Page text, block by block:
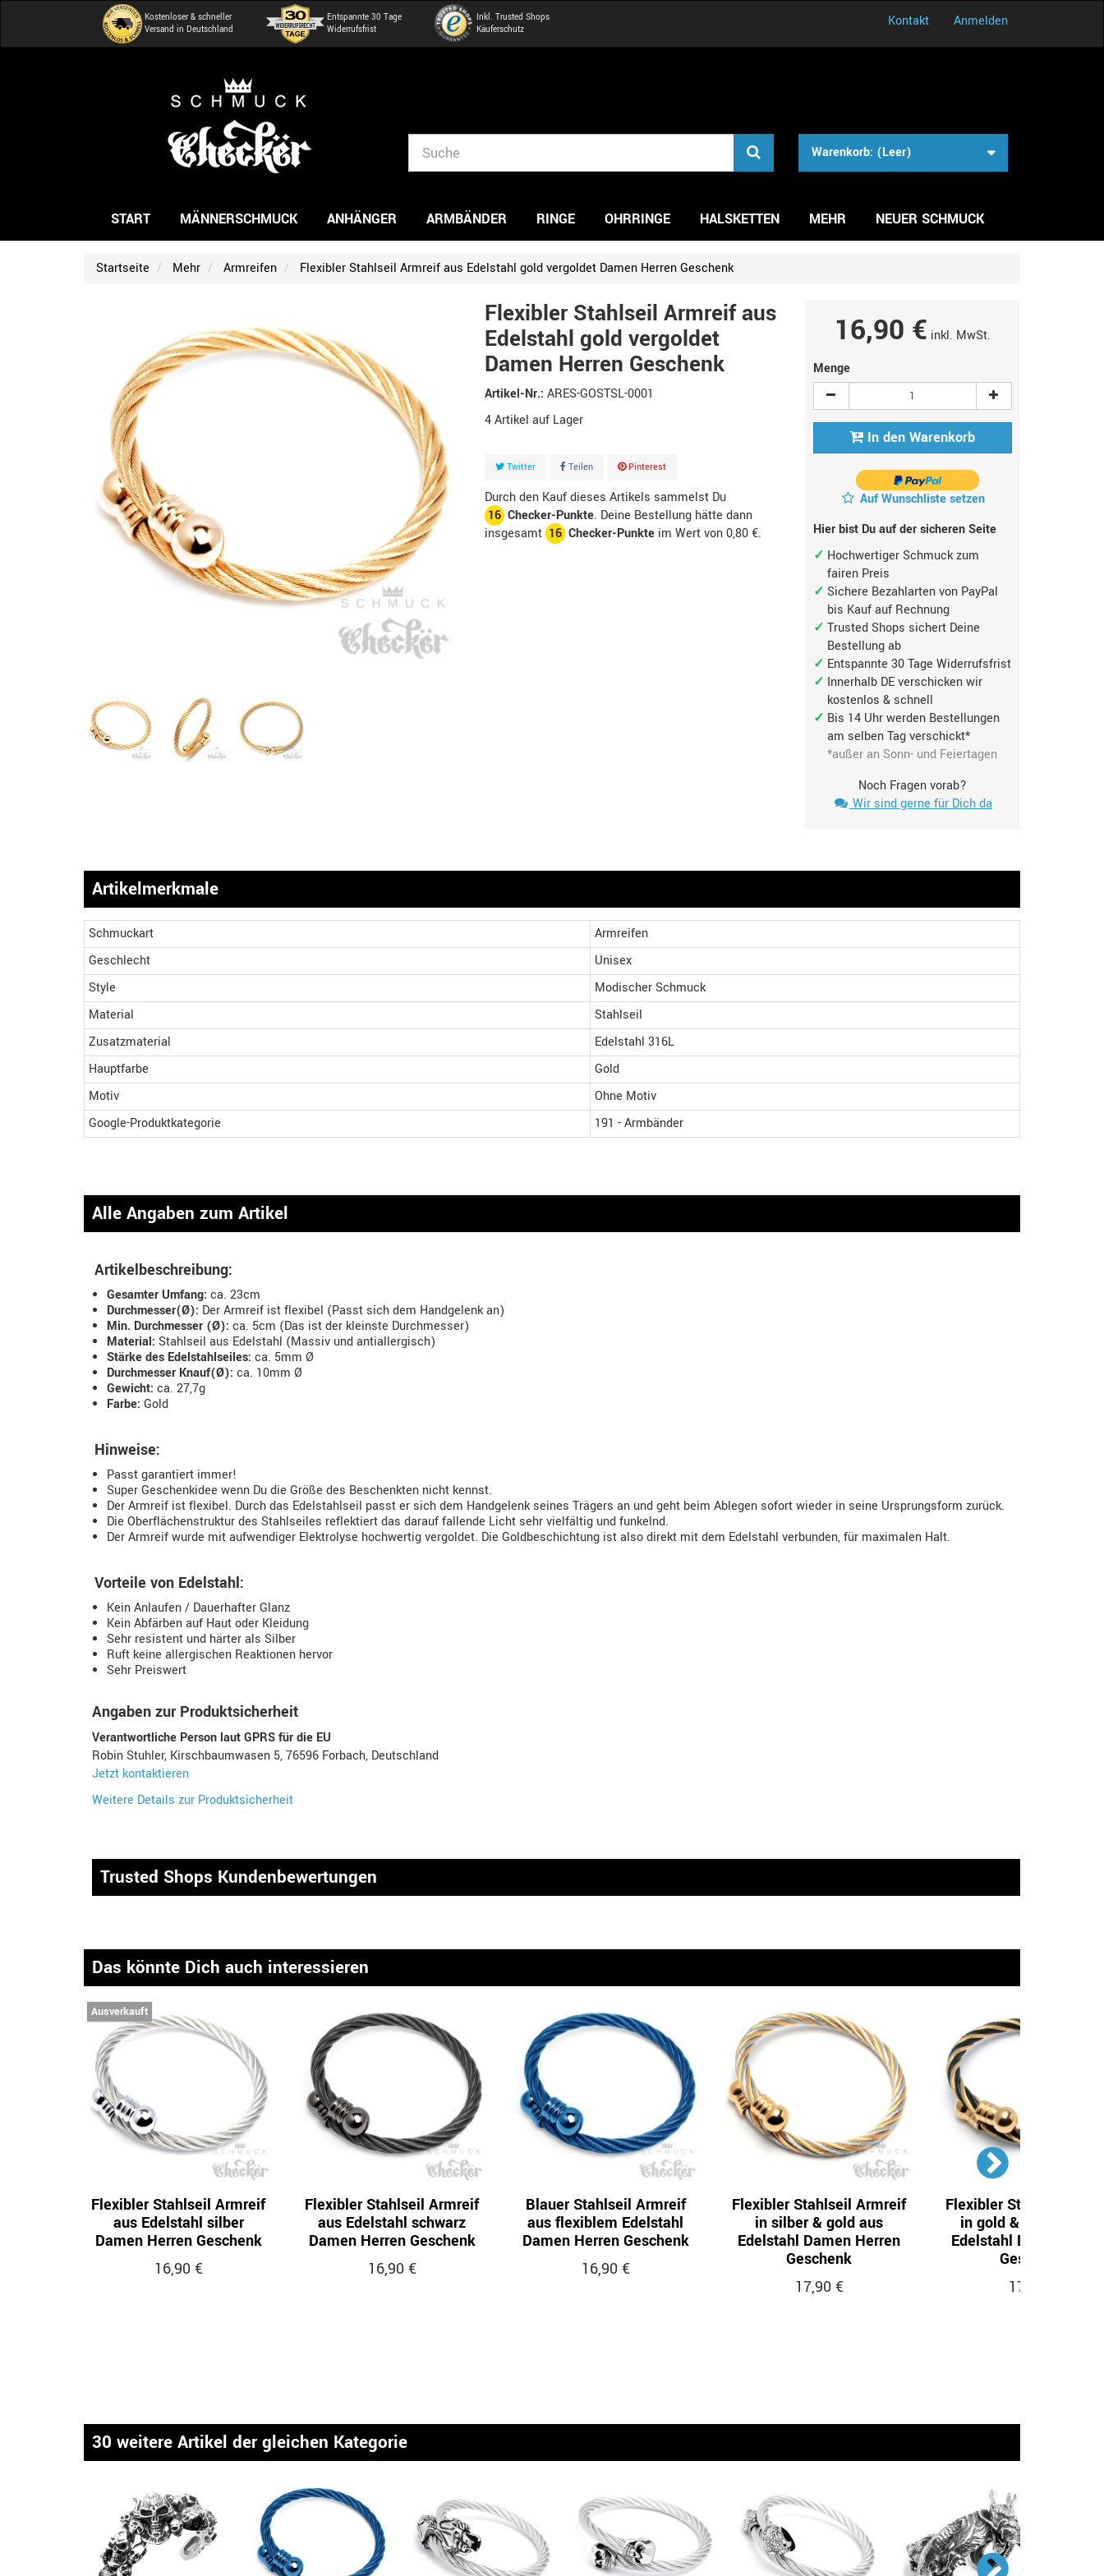
Kontakt Anmelden
Warenkorb: (Leer)
Kostenloser & schneller
Versand in Deutschland
Entspannte 30 Tage
Widerrufsfrist
Inkl. Trusted Shops
Käuferschutz
START MÄNNERSCHMUCK ANHÄNGER ARMBÄNDER RINGE OHRRINGE HALSKETTEN MEHR NEUER SCHMUCK
Startseite Mehr Armreifen Flexibler Stahlseil Armreif aus Edelstahl gold vergoldet Damen Herren Geschenk
Flexibler Stahlseil Armreif aus
Edelstahl gold vergoldet
Damen Herren Geschenk
Artikel-Nr.: ARES-GOSTSL-0001
4 Artikel
Twitter Teilen Pinterest
Durch den Kauf dieses Artikels sammelst Du
16Checker-Punkte. Deine Bestellung hätte dann
insgesamt 16Checker-Punkteim Wert von0,80 €.
16,90 € inkl. MwSt.
Menge
In den Warenkorb
Auf Wunschliste setzen
Hier bist Du auf der sicheren Seite
Hochwertiger Schmuck zum
fairen Preis
Sichere Bezahlarten von PayPal
bis Kauf auf Rechnung
Trusted Shops sichert Deine
Bestellung ab
Entspannte 30 Tage Widerrufsfrist
Innerhalb DE verschicken wir
kostenlos & schnell
Bis 14 Uhr werden Bestellungen
am selben Tag verschickt*
*außer an Sonn- und Feiertagen
Noch Fragen vorab?
Wir sind gerne für Dich da
Artikelmerkmale
Schmuckart
Armreifen
Geschlecht
Unisex
Style
Modischer Schmuck
Material
Stahlseil
Zusatzmaterial
Edelstahl 316L
Hauptfarbe
Gold
Motiv
Ohne Motiv
Google-Produktkategorie
191 - Armbänder
Alle Angaben zum Artikel
Artikelbeschreibung:
Gesamter Umfang: ca. 23cm
Durchmesser(Ø): Der Armreif ist flexibel (Passt sich dem Handgelenk an)
Min. Durchmesser (Ø): ca. 5cm (Das ist der kleinste Durchmesser)
Material: Stahlseil aus Edelstahl (Massiv und antiallergisch)
Stärke des Edelstahlseiles: ca. 5mm Ø
Durchmesser Knauf(Ø): ca. 10mm Ø
Gewicht: ca. 27,7g
Farbe: Gold
Hinweise:
Passt garantiert immer!
Super Geschenkidee wenn Du die Größe des Beschenkten nicht kennst.
Der Armreif ist flexibel. Durch das Edelstahlseil passt er sich dem Handgelenk seines Trägers an und geht beim Ablegen sofort wieder in seine Ursprungsform zurück.
Die Oberflächenstruktur des Stahlseiles reflektiert das darauf fallende Licht sehr vielfältig und funkelnd.
Der Armreif wurde mit aufwendiger Elektrolyse hochwertig vergoldet. Die Goldbeschichtung ist also direkt mit dem Edelstahl verbunden, für maximalen Halt.
Vorteile von Edelstahl:
Kein Anlaufen / Dauerhafter Glanz
Kein Abfärben auf Haut oder Kleidung
Sehr resistent und härter als Silber
Ruft keine allergischen Reaktionen hervor
Sehr Preiswert
Angaben zur Produktsicherheit
Verantwortliche Person laut GPRS für die EU
Robin Stuhler, Kirschbaumwasen 5, 76596 Forbach, Deutschland
Jetzt kontaktieren
Weitere Details zur Produktsicherheit
Trusted Shops Kundenbewertungen
Das könnte Dich auch interessieren
Ausverkauft
Flexibler Stahlseil Armreif
aus Edelstahl silber
Damen Herren Geschenk
16,90 €
Flexibler Stahlseil Armreif
aus Edelstahl schwarz
Damen Herren Geschenk
16,90 €
Blauer Stahlseil Armreif
aus flexiblem Edelstahl
Damen Herren Geschenk
16,90 €
Flexibler Stahlseil Armreif
in silber & gold aus
Edelstahl Damen Herren
Geschenk
17,90 €
Flexibler Stahlseil
in gold & schwarz
Edelstahl Damen
Geschenk
17,90 €
30 weitere Artikel der gleichen Kategorie